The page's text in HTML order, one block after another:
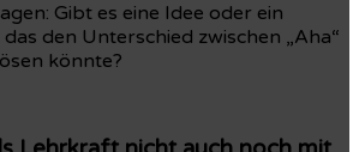
Gibt es eine Idee oder ein
den Unterschied zwischen „Aha“
könnte?